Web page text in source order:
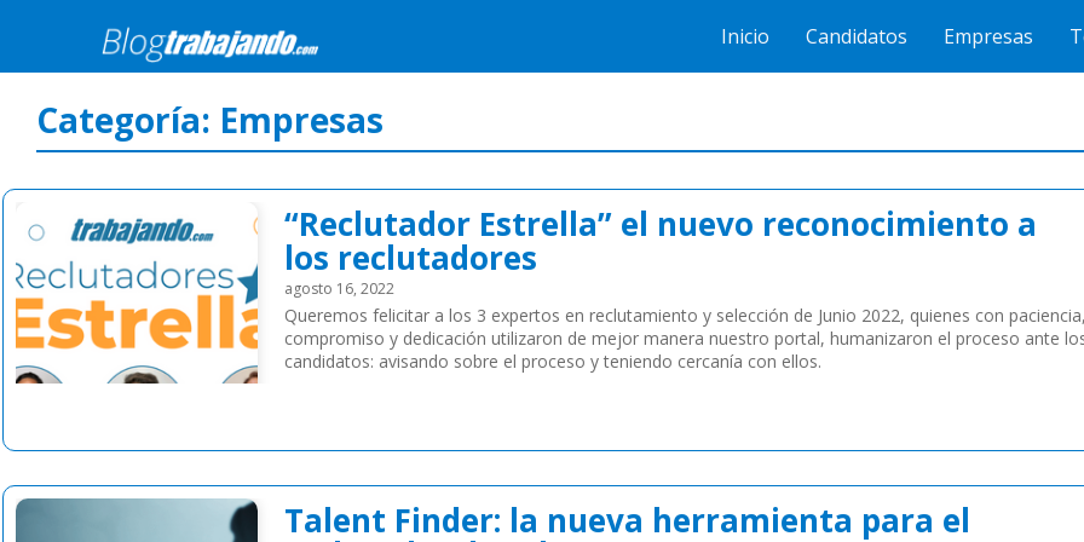
Inicio Candidatos Empresas
Categoría: Empresas
“Reclutador Estrella” el nuevo reconocimiento a
los reclutadores
agosto 16, 2022
Queremos felicitar a los 3 expertos en reclutamiento y selección de Junio 2022, quienes con paciencia,
compromiso y dedicación utilizaron de mejor manera nuestro portal, humanizaron el proceso ante
candidatos: avisando sobre el proceso y teniendo cercanía con ellos.
Talent Finder: la nueva herramienta para el